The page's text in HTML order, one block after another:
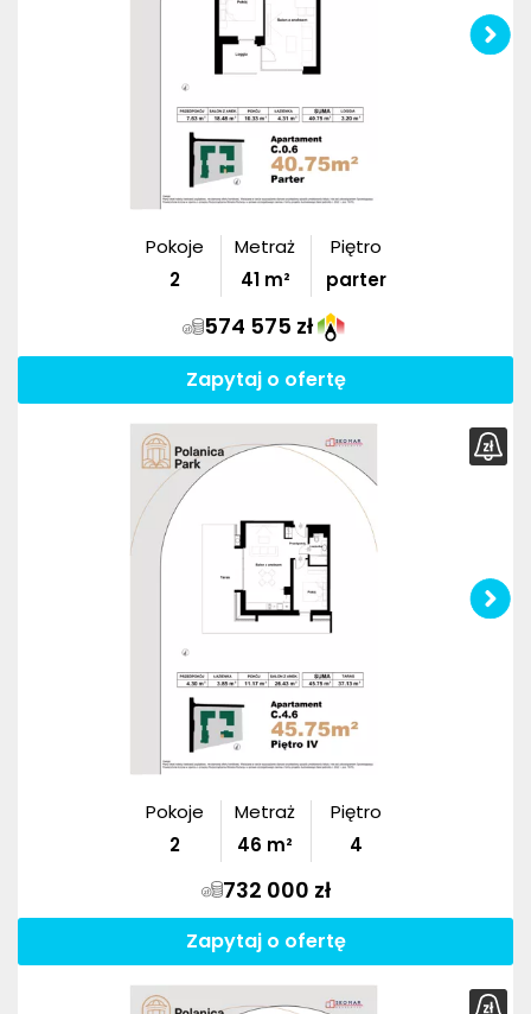
Pokoje
2
Metraż
41m²
Piętro
parter
574 575 zł
Zapytaj o ofertę
Pokoje
2
Metraż
46 m²
Piętro
4
732 000 zł
Zapytaj o ofertę